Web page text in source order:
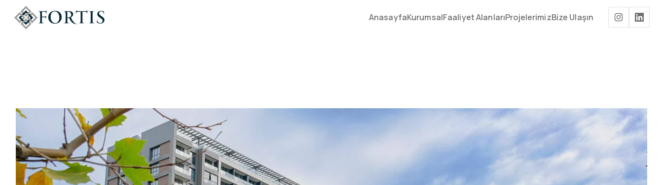
Müşteri Hizmetleri
AnasayfaKurumsalFaaliyet AlanlarıProjelerimizBize Ulaşın